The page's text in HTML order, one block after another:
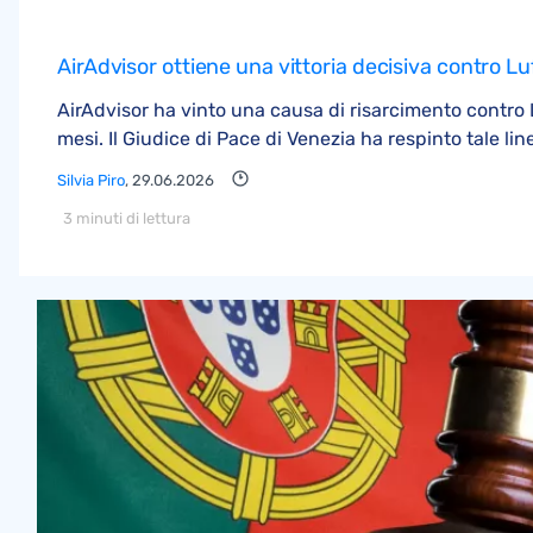
AirAdvisor ottiene una vittoria decisiva contro
AirAdvisor ha vinto una causa di risarcimento
mesi. Il Giudice di Pace di Venezia ha respinto tale
Silvia Piro, 29.06.2026
3 minuti di lettura